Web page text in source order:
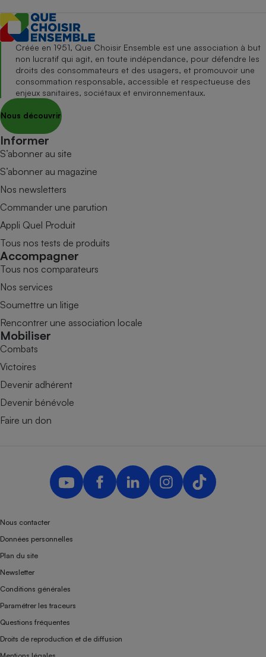
Créée en 1951, Que Choisir Ensemble est une association à but
non lucratif qui agit, en toute indépendance, pour défendre les
droits des consommateurs et des usagers, et promouvoir une
consommation responsable, accessible et respectueuse des
enjeux sanitaires, sociétaux et environnementaux.
Nous découvrir
Informer
S’abonner au site
S’abonner au magazine
Nos newsletters
Commander une parution
Appli Quel Produit
Tous nos tests de produits
Accompagner
Tous nos comparateurs
Nos services
Soumettre un litige
Rencontrer une association locale
Mobiliser
Combats
Victoires
Devenir adhérent
Devenir bénévole
Faire un don
Nous contacter
Données personnelles
Plan du site
Newsletter
Conditions générales
Paramétrer les traceurs
Questions fréquentes
Droits de reproduction et de diffusion